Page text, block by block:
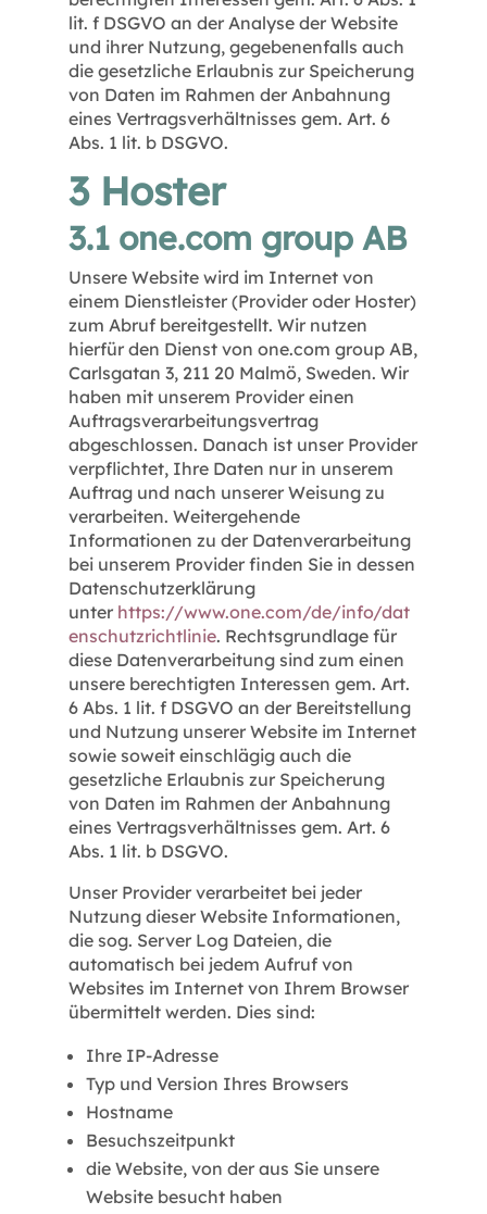
lit. f DSGVO an der Analyse der Website
und ihrer Nutzung, gegebenenfalls auch
die gesetzliche Erlaubnis zur Speicherung
von Daten im Rahmen der Anbahnung
eines Vertragsverhältnisses gem. Art. 6
Abs. 1 lit. b DSGVO.
3 Hoster
3.1 one.com group AB
Unsere Website wird im Internet von
einem Dienstleister (Provider oder Hoster)
zum Abruf bereitgestellt. Wir nutzen
hierfür den Dienst von one.com group AB,
Carlsgatan 3, 211 20 Malmö, Sweden. Wir
haben mit unserem Provider einen
Auftragsverarbeitungsvertrag
abgeschlossen. Danach ist unser Provider
verpflichtet, Ihre Daten nur in unserem
Auftrag und nach unserer Weisung zu
verarbeiten. Weitergehende
Informationen zu der Datenverarbeitung
bei unserem Provider finden Sie in dessen
Datenschutzerklärung
unter https://www.one.com/de/info/dat
enschutzrichtlinie. Rechtsgrundlage für
diese Datenverarbeitung sind zum einen
unsere berechtigten Interessen gem. Art.
6 Abs. 1 lit. f DSGVO an der Bereitstellung
und Nutzung unserer Website im Internet
sowie soweit einschlägig auch die
gesetzliche Erlaubnis zur Speicherung
von Daten im Rahmen der Anbahnung
eines Vertragsverhältnisses gem. Art. 6
Abs. 1 lit. b DSGVO.
Unser Provider verarbeitet bei jeder
Nutzung dieser Website Informationen,
die sog. Server Log Dateien, die
automatisch bei jedem Aufruf von
Websites im Internet von Ihrem Browser
übermittelt werden. Dies sind:
Ihre IP-Adresse
Typ und Version Ihres Browsers
Hostname
Besuchszeitpunkt
die Website, von der aus Sie unsere
Website besucht haben